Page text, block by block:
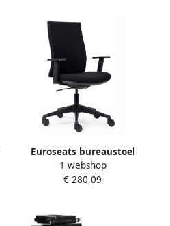
Euroseats bureaustoel
Canillo stoffen rug
1 webshop
€ 280,09